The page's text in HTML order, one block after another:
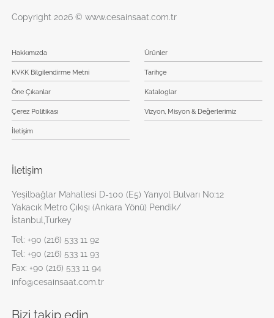
Copyright 2026 © www.cesainsaat.com.tr
Hakkımızda Ürünler
KVKK Bilgilendirme Metni Tarihçe
Öne Çıkanlar Kataloglar
Çerez Politikası Vizyon, Misyon & Değerlerimiz
İletişim
İletişim
Yeşilbağlar Mahallesi D-100 (E5) Yanyol Bulvarı No:12
Yakacık Metro Çıkışı (Ankara Yönü) Pendik/
İstanbul,Turkey
Tel: +90 (216) 533 11 92
Tel: +90 (216) 533 11 93
Fax: +90 (216) 533 11 94
info@cesainsaat.com.tr
Bizi takip edin